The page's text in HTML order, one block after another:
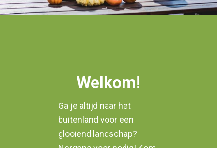
Welkom!
Ga je altijd naar het
buitenland voor een
glooiend landschap?